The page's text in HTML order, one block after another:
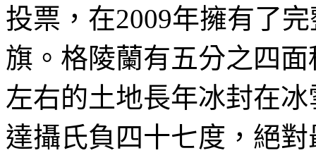
投票，在2009年擁有了
旗。格陵蘭有五分之四
左右的土地長年冰封在
達攝氏負四十七度，絕